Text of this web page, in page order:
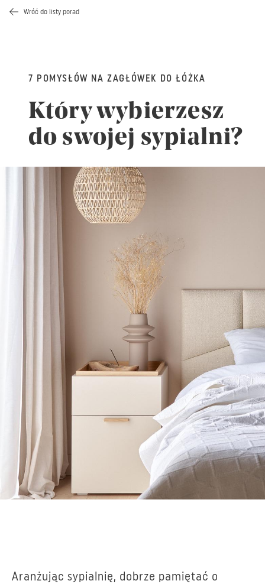
Wróć do listy porad
Który wybierzesz
do swojej sypialni?
7 POMYSŁÓW NA ZAGŁÓWEK DO ŁÓŻKA
Aranżując sypialnię, dobrze pamiętać o